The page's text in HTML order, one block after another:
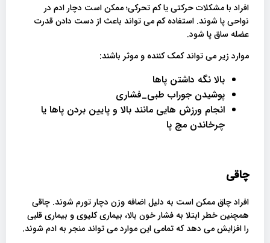
افراد با مشکلات حرکتی یا کم تحرکی؛ ممکن است دچار ادم در
نواحی پا شوند. استفاده کم می تواند باعث از دست دادن قدرت
عضله ساق پا شود.
موارد زیر می تواند کمک کننده و موثر باشند:
بالا نگه داشتن پاها
پوشیدن جوراب طبی_فشاری
انجام ورزش هایی مانند بالا و پایین بردن پاها یا
چرخاندن مچ پا
چاقی
افراد چاق ممکن است به دلیل اضافه وزن دچار تورم شوند. چاقی
همچنین خطر ابتلا به فشار خون بالا، بیماری کلیوی و بیماری قلبی
را افزایش می دهد که تمامی این موارد می تواند منجر به ادم شوند.